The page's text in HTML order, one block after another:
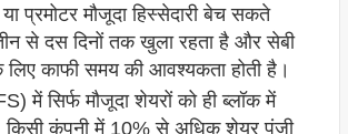
प्रमोटर मौजूदा हिस्सेदारी बेच सकते
से दस दिनों तक खुला रहता है और सेबी
काफी समय की आवश्यकता होती है।
में सिर्फ मौजूदा शेयरों को ही ब्लॉक में
किसी कंपनी में 10% से अधिक शेयर पूंजी